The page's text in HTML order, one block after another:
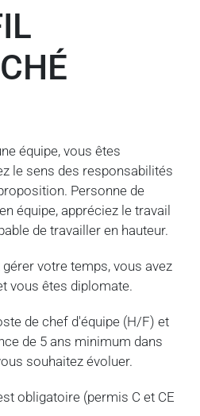
équipe, vous êtes
le sens des responsabilités
Personne de
équipe, appréciez le travail
de travailler en hauteur.
votre temps, vous avez
vous êtes diplomate.
de chef d'équipe (H/F) et
de 5 ans minimum dans
souhaitez évoluer.
obligatoire (permis C et CE